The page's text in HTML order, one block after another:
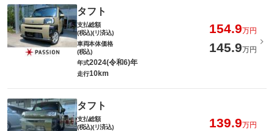
タフト
支払総額
(税込)(リ済込)
154.9万円
車両本体価格
(税込)
145.9万円
年式2024(令和6)年
走行10km
タフト
支払総額
(税込)(リ済込)
139.9万円